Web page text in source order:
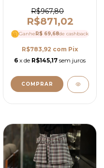
de Decote Reto e Saia
Fluida Elegante- Ref
4137
R$967,80
R$871,02
GanheR$ 69,68de cashback
R$783,92 com Pix
6 x de R$145,17 sem juros
COMPRAR